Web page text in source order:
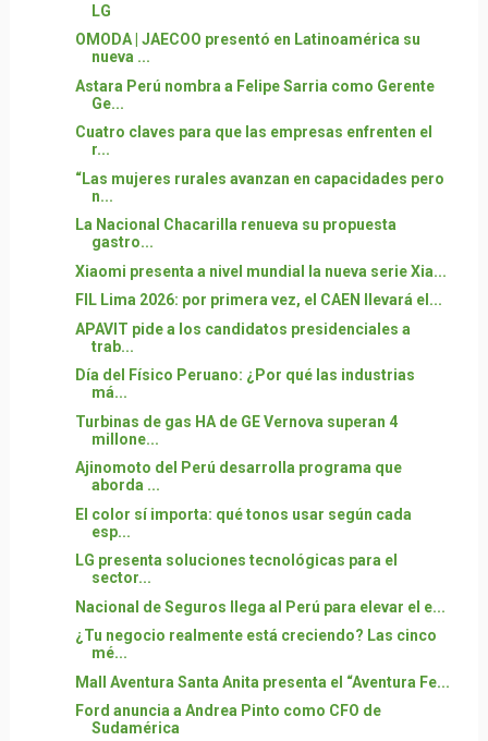
LG
OMODA | JAECOO presentó en Latinoamérica su
nueva ...
Astara Perú nombra a Felipe Sarria como Gerente
Ge...
Cuatro claves para que las empresas enfrenten el
r...
“Las mujeres rurales avanzan en capacidades pero
n...
La Nacional Chacarilla renueva su propuesta
gastro...
Xiaomi presenta a nivel mundial la nueva serie Xia...
FIL Lima 2026: por primera vez, el CAEN llevará el...
APAVIT pide a los candidatos presidenciales a
trab...
Día del Físico Peruano: ¿Por qué las industrias
má...
Turbinas de gas HA de GE Vernova superan 4
millone...
Ajinomoto del Perú desarrolla programa que
aborda ...
El color sí importa: qué tonos usar según cada
esp...
LG presenta soluciones tecnológicas para el
sector...
Nacional de Seguros llega al Perú para elevar el e...
¿Tu negocio realmente está creciendo? Las cinco
mé...
Mall Aventura Santa Anita presenta el “Aventura Fe...
Ford anuncia a Andrea Pinto como CFO de
Sudamérica